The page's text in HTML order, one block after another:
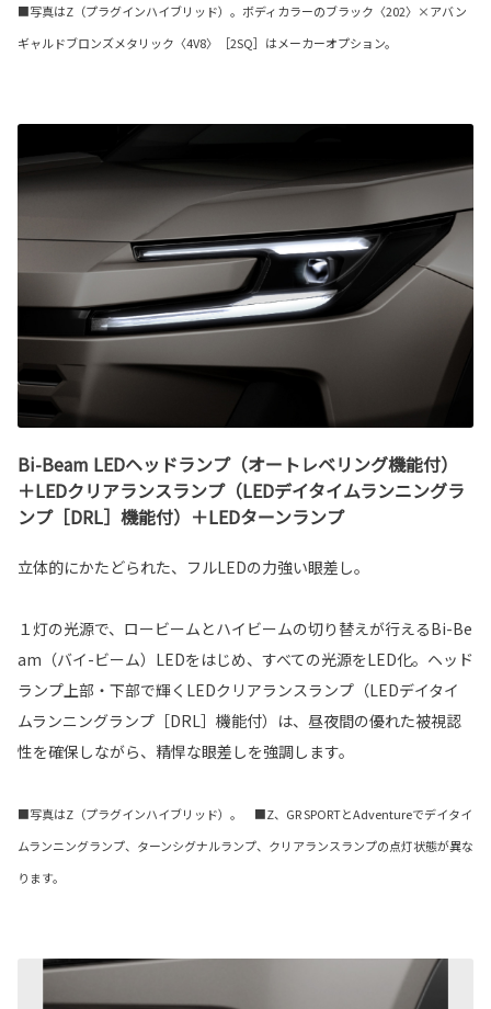
■写真はZ（プラグインハイブリッド）。ボディカラーのブラック〈202〉×アバン
ギャルドブロンズメタリック〈4V8〉［2SQ］はメーカーオプション。
Bi-Beam LEDヘッドランプ（オートレベリング機能付）
＋LEDクリアランスランプ（LEDデイタイムランニングラ
ンプ［DRL］機能付）＋LEDターンランプ
立体的にかたどられた、フルLEDの力強い眼差し。
１灯の光源で、ロービームとハイビームの切り替えが行えるBi-Be
am（バイ-ビーム）LEDをはじめ、すべての光源をLED化。ヘッド
ランプ上部・下部で輝くLEDクリアランスランプ（LEDデイタイ
ムランニングランプ［DRL］機能付）は、昼夜間の優れた被視認
性を確保しながら、精悍な眼差しを強調します。
■写真はZ（プラグインハイブリッド）。 ■Z、GR SPORTとAdventureでデイタイ
ムランニングランプ、ターンシグナルランプ、クリアランスランプの点灯状態が異な
ります。